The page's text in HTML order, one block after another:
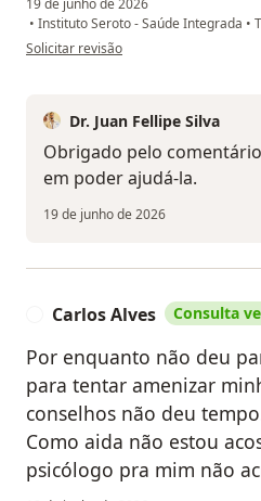
• Instituto Seroto - Saúde Integrada •
na opinião do utilizador CILMARA M
Solicitar revisão
Dr. Juan Fellipe Silva
Obrigado pelo
em poder ajudá-la.
19 de junho de 2026
Carlos Alves Consulta
Por enquanto não deu
para tentar amenizar
conselhos não deu
Como aida não estou
psicólogo pra mim não